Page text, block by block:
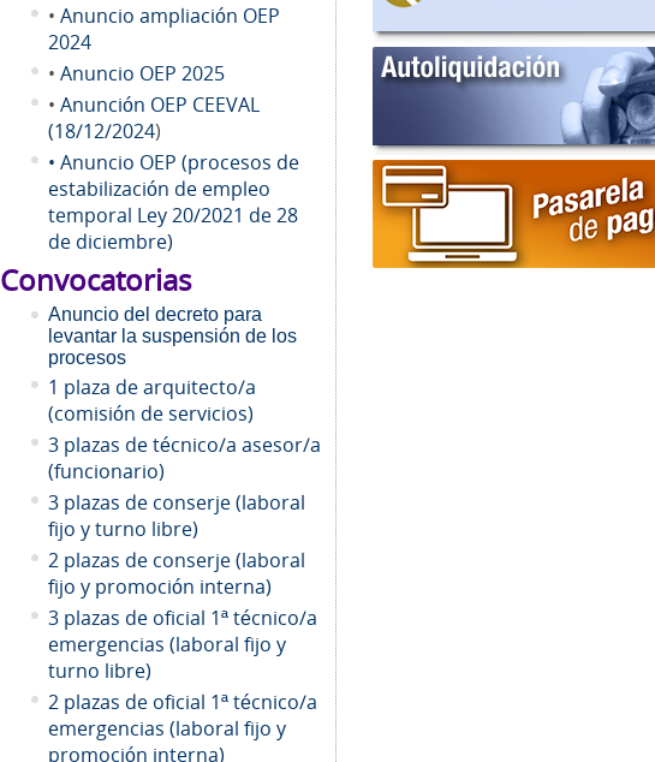
• Anuncio ampliación OEP
2024
• Anuncio OEP 2025
• Anunción OEP CEEVAL
(18/12/2024)
• Anuncio OEP (procesos de
estabilización de empleo
temporal Ley 20/2021 de 28
de diciembre)
Convocatorias
Anuncio del decreto para
levantar la suspensión de los
procesos
1 plaza de arquitecto/a
(comisión de servicios)
3 plazas de técnico/a asesor/a
(funcionario)
3 plazas de conserje (laboral
fijo y turno libre)
2 plazas de conserje (laboral
fijo y promoción interna)
3 plazas de oficial 1ª técnico/a
emergencias (laboral fijo y
turno libre)
2 plazas de oficial 1ª técnico/a
emergencias (laboral fijo y
promoción interna)